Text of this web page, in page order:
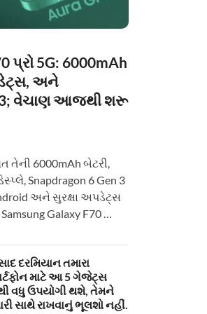
5G: 6000mAh
અને
3; વેચાણ આજથી શરૂ
તેની 6000mAh બેટરી,
Snapdragon 6 Gen 3
અને સુરક્ષા અપડેટ્સ
Galaxy F70 …
દરમિયાન તમારા
માટે આ 5 ગેજેટ્સ
વધુ ઉપયોગી થશે, તેમને
સાથે રાખવાનું ભૂલશો નહીં.